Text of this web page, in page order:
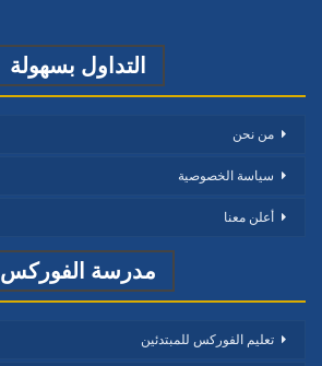
التداول بسهولة
من نحن
سياسة الخصوصية
أعلن معنا
مدرسة الفوركس
تعليم الفوركس للمبتدئين